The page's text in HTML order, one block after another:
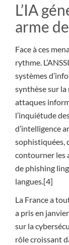
L’IA
arme
Face à ces
rythme.
systèmes
synthèse sur la
attaques
l’inquiétude
d’intelligence
sophistiquées,
contourner les
de phishing
langues.[4]
La France a
a pris en
sur la
rôle croissant